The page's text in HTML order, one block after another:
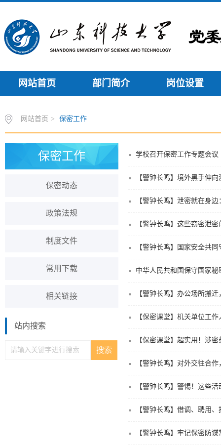
网站首页 部门简介 岗位设置
网站首页 > 保密工作
保密工作
保密动态
政策法规
制度文件
常用下载
相关链接
站内搜索
学校召开保密工作专题会议
【警钟长鸣】境外黑手伸
【警钟长鸣】泄密就在身
【警钟长鸣】这些窃密泄密
【警钟长鸣】国家安全共
中华人民共和国保守国家秘
【警钟长鸣】办公场所搬
【保密课堂】机关单位工
【保密课堂】超实用！涉
【警钟长鸣】对外交往合
【警钟长鸣】警惕！这些
【警钟长鸣】借调、聘用
【警钟长鸣】牢记保密防